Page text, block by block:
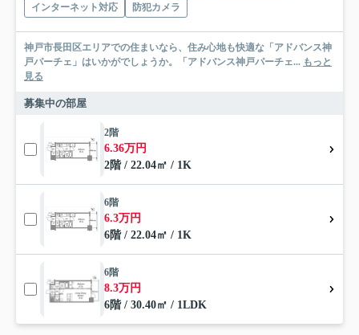
インターネット対応
防犯カメラ
神戸市長田区エリアでの住まいなら、住み心地も快適な「アドバンス神
戸パーチェ」はいかがでしょうか。「アドバンス神戸パーチェ... もっと
見る
募集中の部屋
2階
6.36万円
2階 / 22.04㎡ / 1K
6階
6.3万円
6階 / 22.04㎡ / 1K
6階
8.3万円
6階 / 30.40㎡ / 1LDK